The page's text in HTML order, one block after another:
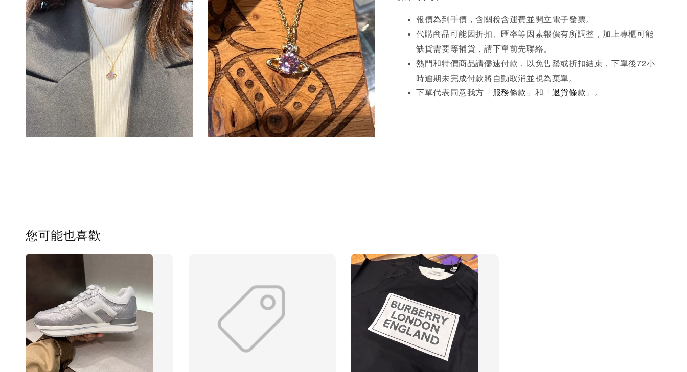
報價為到手價，含關稅含運費並開立電子發票。
代購商品可能因折扣、匯率等因素報價有所調整，加上專櫃可能
缺貨需要等補貨，請下單前先聯絡。
熱門和特價商品請儘速付款，以免售罄或折扣結束，下單後72小
時逾期未完成付款將自動取消並視為棄單。
下單代表同意我方「 服務條款 」和「 退貨條款 」。
您可能也喜歡